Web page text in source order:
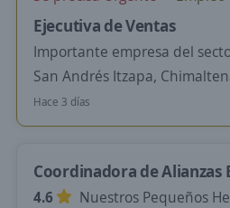
Ejecutiva de Ventas
Importante empresa del
San Andrés Itzapa,
Hace 3 días
Coordinadora de Alianzas
4.6
Nuestros Pequeños